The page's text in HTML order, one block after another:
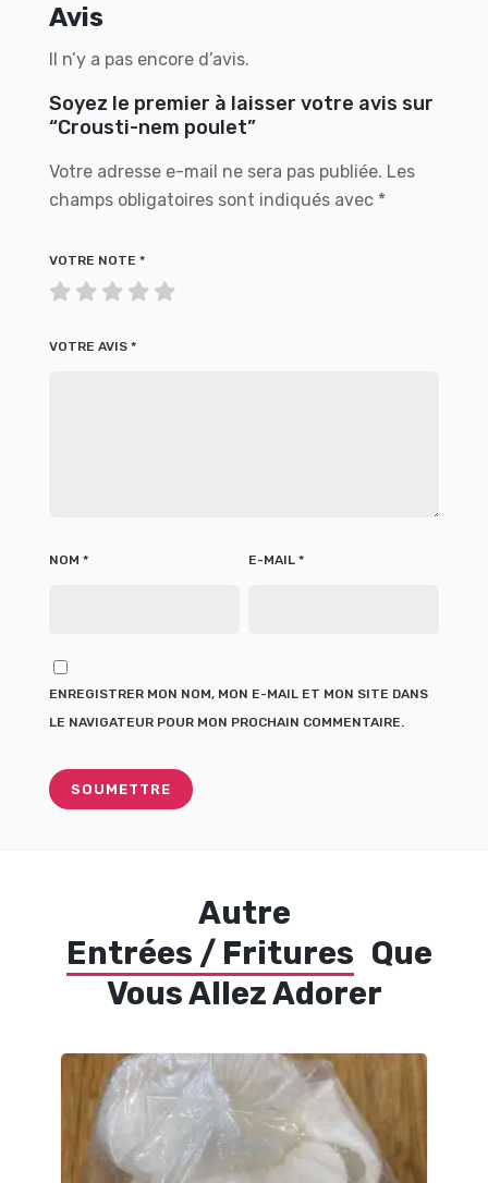
Avis
Il n’y a pas encore d’avis.
Soyez le premier à laisser votre avis sur
“Crousti-nem poulet”
Votre adresse e-mail ne sera pas publiée. Les
champs obligatoires sont indiqués avec *
VOTRE NOTE *
VOTRE AVIS *
NOM * E-MAIL *
ENREGISTRER MON NOM, MON E-MAIL ET MON SITE DANS
LE NAVIGATEUR POUR MON PROCHAIN COMMENTAIRE.
Autre
Entrées / Fritures Que
Vous Allez Adorer